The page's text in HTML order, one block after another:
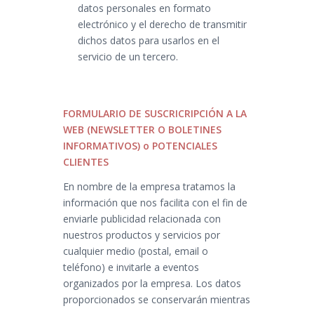
datos personales en formato
electrónico y el derecho de transmitir
dichos datos para usarlos en el
servicio de un tercero.
FORMULARIO DE SUSCRICRIPCIÓN A LA
WEB (NEWSLETTER O BOLETINES
INFORMATIVOS) o POTENCIALES
CLIENTES
En nombre de la empresa tratamos la
información que nos facilita con el fin de
enviarle publicidad relacionada con
nuestros productos y servicios por
cualquier medio (postal, email o
teléfono) e invitarle a eventos
organizados por la empresa. Los datos
proporcionados se conservarán mientras